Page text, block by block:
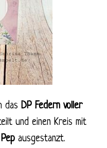
das DP Federn voller
und einen Kreis mit
ausgestanzt.